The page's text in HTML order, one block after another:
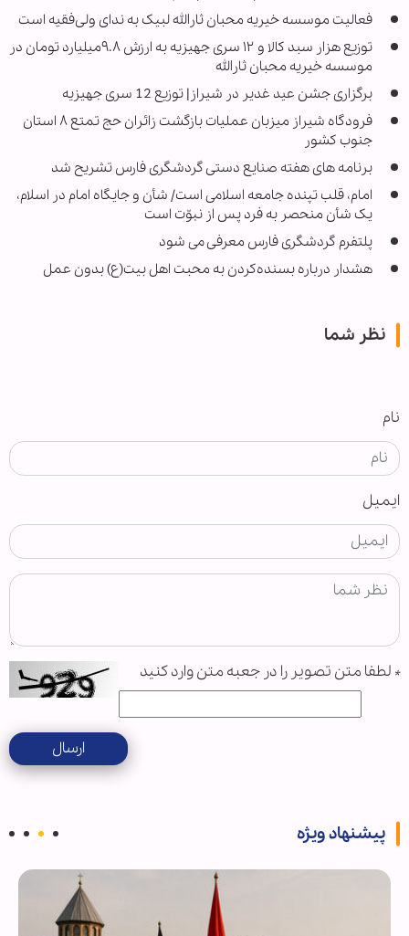
فعالیت موسسه خیریه محبان ثارالله لبیک به ندای ولی‌فقیه است
توزیع هزار سبد کالا و ۱۲ سری جهیزیه به ارزش ۹.۸میلیارد تومان در
موسسه خیریه محبان ثارالله
برگزاری جشن عید غدیر در شیراز| توزیع 12 سری جهیزیه
فرودگاه شیراز میزبان عملیات بازگشت زائران حج تمتع ۸ استان
جنوب کشور
برنامه های هفته صنایع دستی گردشگری فارس تشریح شد
امام، قلب تپنده جامعه اسلامی است/ شأن و جایگاه امام در اسلام،
یک شأن منحصر به فرد پس از نبوّت است
پلتفرم گردشگری فارس معرفی می شود
هشدار درباره بسنده‌کردن به محبت اهل بیت(ع) بدون عمل
نظر شما
نام
ایمیل
* لطفا متن تصویر را در جعبه متن وارد کنید
ارسال
پیشنهاد ویژه